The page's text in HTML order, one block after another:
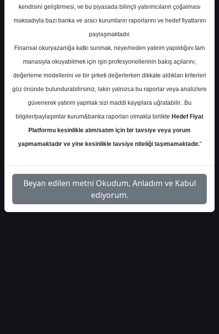
S.No Dosya Adı İndir
1
ahlatci-yatirim-haftalik-
model-portfoy-23384
İlgili
Dosyayı
1
kendisini geliştirmesi, ve bu piyasada bilinçli yatırımcıların çoğalması
maksadıyla bazı banka ve aracı kurumların raporlarını ve hedef fiyatlarını
paylaşmaktadır.
Finansal okuryazarlığa katkı sunmak, neye/neden yatırım yapıldığını tam
manasıyla okuyabilmek için işin profesyonellerinin bakış açılarını,
değerleme modellerini ve bir şirketi değerlerken dikkate aldıkları kriterleri
göz önünde bulundurabilirsiniz, lakin yalnızca bu raporlar veya analizlere
güvenerek yatırım yapmak sizi maddi kayıplara uğratabilir.. Bu
bilgiler/paylaşımlar kurum&banka raporları olmakla birlikte Hedef Fiyat
Platformu kesinlikle alım/satım için bir tavsiye veya yorum
yapmamaktadır ve yine kesinlikle tavsiye niteliği taşımamaktadır."
Beyan edilen metni Okudum, Anladım ve Kabul
ediyorum.